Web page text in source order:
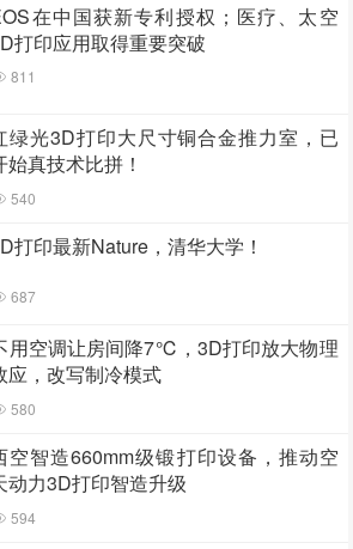
在中国获新专利授权；医疗、太空
打印应用取得重要突破
811
绿光3D打印大尺寸铜合金推力室，已
始真技术比拼！
540
打印最新Nature，清华大学！
687
用空调让房间降7℃，3D打印放大物理
应，改写制冷模式
580
空智造660mm级锻打印设备，推动空
动力3D打印智造升级
594